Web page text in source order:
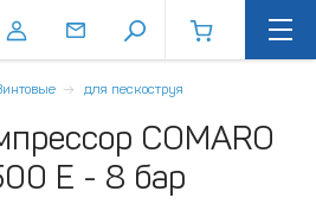
для пескоструя
COMARO
E - 8 бар